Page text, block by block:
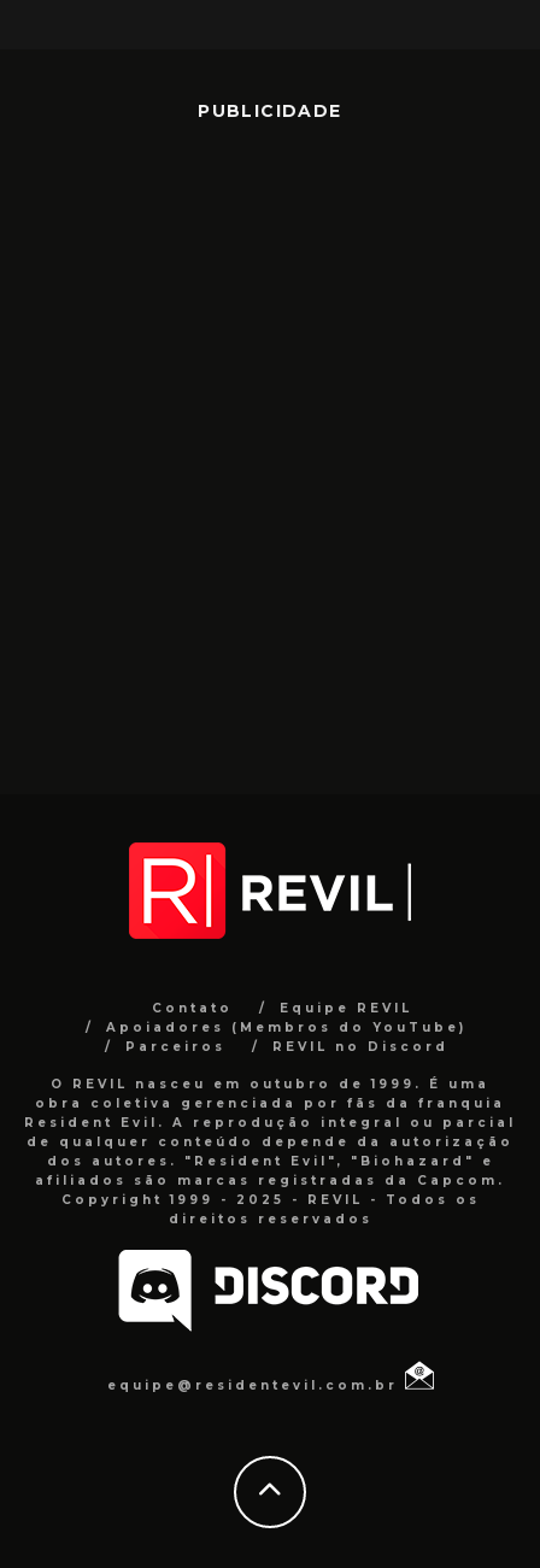
PUBLICIDADE
Contato
Equipe REVIL
Apoiadores (Membros do YouTube)
Parceiros
REVIL no Discord
O REVIL nasceu em outubro de 1999. É uma
obra coletiva gerenciada por fãs da franquia
Resident Evil. A reprodução integral ou parcial
de qualquer conteúdo depende da autorização
dos autores. "Resident Evil", "Biohazard" e
afiliados são marcas registradas da Capcom.
Copyright 1999 - 2025 - REVIL - Todos os
direitos reservados
equipe@residentevil.com.br